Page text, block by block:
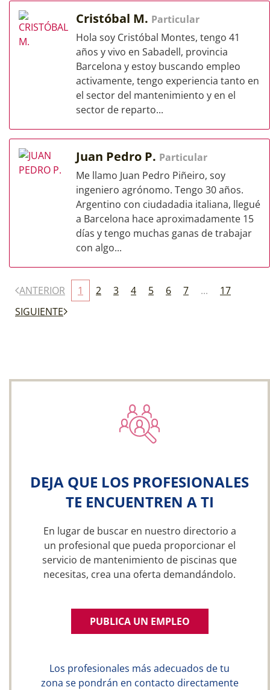
Cristóbal M. Particular
Hola soy Cristóbal Montes, tengo 41
años y vivo en Sabadell, provincia
Barcelona y estoy buscando empleo
activamente, tengo experiencia tanto en
el sector del mantenimiento y en el
sector de reparto...
Juan Pedro P. Particular
Me llamo Juan Pedro Piñeiro, soy
ingeniero agrónomo. Tengo 30 años.
Argentino con ciudadadia italiana, llegué
a Barcelona hace aproximadamente 15
días y tengo muchas ganas de trabajar
con algo...
ANTERIOR 1 2 3 4 5 6 7 ...
17
SIGUIENTE
DEJA QUE LOS PROFESIONALES
TE ENCUENTREN A TI
En lugar de buscar en nuestro directorio a
un profesional que pueda proporcionar el
servicio de mantenimiento de piscinas que
necesitas, crea una oferta demandándolo.
PUBLICA UN EMPLEO
Los profesionales más adecuados de tu
zona se pondrán en contacto directamente